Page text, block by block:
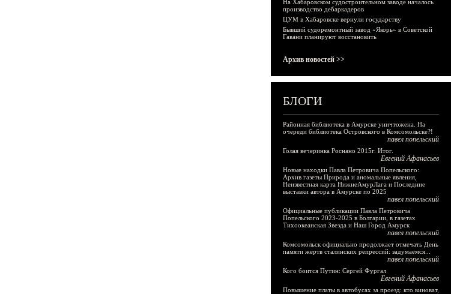
На Хабаровском судостроительном заводе началось
производство дебаркадеров
ЦУМ в Хабаровске вернули государству
Бывший судоремонтный завод «Якорь» в Советской
Гавани планируют восстановить
Архив новостей >>
БЛОГИ
Районная библиотека в Амурске уничтожена. На
очереди библиотека Островского в Комсомольске?!
павел попельский
Голая вечеринка Роснано 2015г. Итог.
Евгений Афанасьев
Новые находки Павла Петровича Попельского:
Архив газеты Природа и аномальные явления,
Неизвестная карта НижнеАмурЛага и Последние
выставки автора в Амурске по 2025
павел попельский
Официальные публикации Павла Петровича
Попельского 2023-2025 в Болгарии, в газетах
Тихоокеанская Звезда и Наш Город Амурск
павел попельский
Комсомольск официально продолжает отмечать День
памяти жертв сталинских репрессий: задумаемся...
павел попельский
Кого боится Путин: Сергей Фургал
Евгений Афанасьев
Повышение платы в автобусах за проезд: кто виноват,